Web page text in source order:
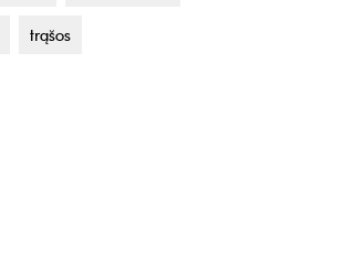
trąšos